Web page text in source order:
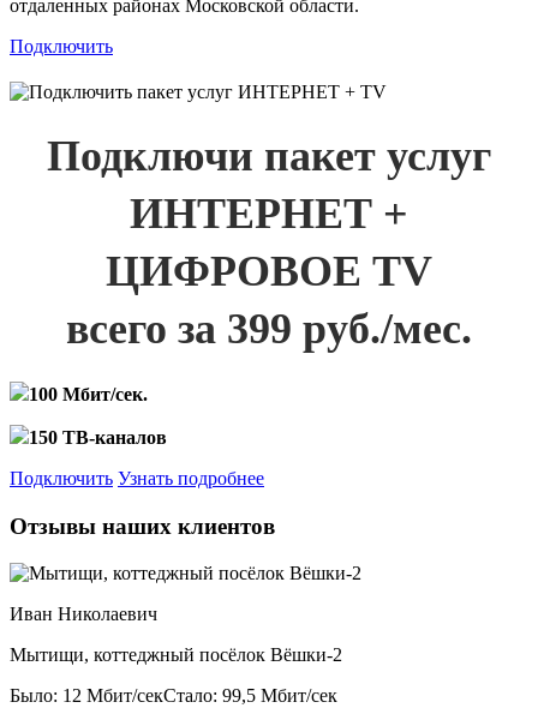
отдаленных районах Московской области.
Подключить
Подключи пакет услуг
ИНТЕРНЕТ +
ЦИФРОВОЕ TV
всего за 399 руб./мес.
100 Мбит/сек.
150 ТВ-каналов
Подключить Узнать подробнее
Отзывы наших клиентов
Иван Николаевич
Мытищи, коттеджный посёлок Вёшки-2
Было: 12 Мбит/секСтало: 99,5 Мбит/сек